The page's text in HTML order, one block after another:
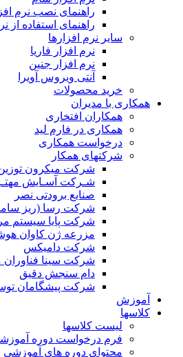
راهنمای نصب نرم
راهنمای استفاده از
سایر نرم افزارها
نرم افزار فاریا
نرم افزار جنین
آنتی ویروس آویرا
خرید محصولات
همکاری با مدیران
همکاران افتخاری
همکاری در فارم لید
درخواست همکاری
شرکتهای همکار
شرکت میکرون
شـرکت آسـایش
صنایع برودتی نصر
شرکت رسا (ریز
شرکت پایا سیستم
مزرعه ژن کاوان
شرکت دامیکس
شرکت سینا فناوران
دام سنجش دقیق
شرکت پیشگامان
آموزش
کلاسها
لیست کلاسها
فرم درخواست دوره
محتوای دوره های آموزشی